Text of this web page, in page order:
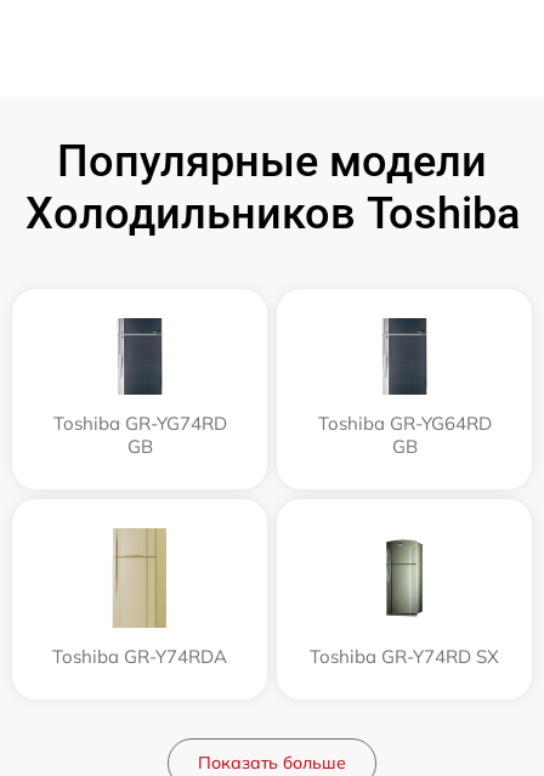
Популярные модели
Холодильников Toshiba
Toshiba GR-YG74RD
GB
Toshiba GR-YG64RD
GB
Toshiba GR-Y74RDA Toshiba GR-Y74RD SX
Показать больше